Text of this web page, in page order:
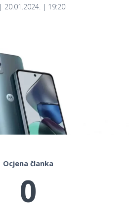
| 20.01.2024. | 19:20
Ocjena članka
0